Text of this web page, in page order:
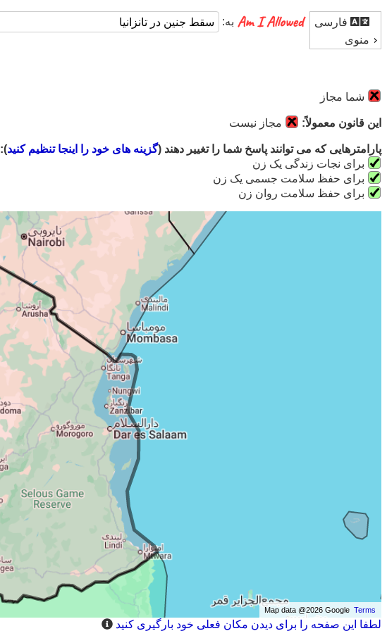
فارسی
منوی
به:
شما مجاز
این قانون معمولاً: مجاز نیست
پارامترهایی که می توانند پاسخ شما را تغییر دهند (گزینه های خود را اینجا تنظیم کنید):
برای نجات زندگی یک زن
برای حفظ سلامت جسمی یک زن
برای حفظ سلامت روان زن
Map data @2026 GoogleTerms
لطفا این صفحه را برای دیدن مکان فعلی خود بارگیری کنید